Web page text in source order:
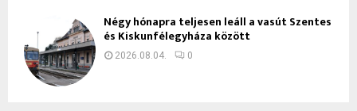
Négy hónapra teljesen leáll a vasút Szentes
és Kiskunfélegyháza között
2026.08.04. 0